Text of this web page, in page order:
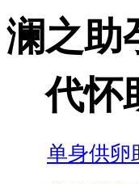
澜之助
代怀
单身供卵